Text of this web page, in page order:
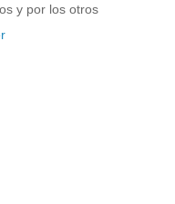
y por los otros